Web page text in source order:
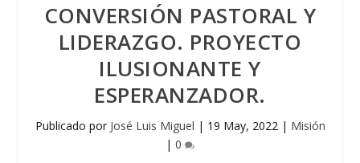
CONVERSIÓN PASTORAL Y
LIDERAZGO. PROYECTO
ILUSIONANTE Y
ESPERANZADOR.
Publicado por José Luis Miguel | 19 May, 2022| Misión
| 0